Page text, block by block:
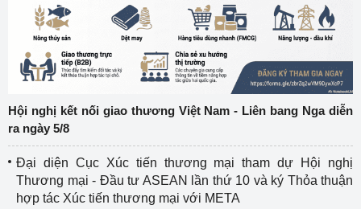
Hội nghị kết nối giao thương Việt Nam - Liên bang Nga diễn
ra ngày 5/8
Đại diện Cục Xúc tiến thương mại tham dự Hội nghị
Thương mại - Đầu tư ASEAN lần thứ 10 và ký Thỏa thuận
hợp tác Xúc tiến thương mại với META